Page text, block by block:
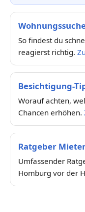
So findest du
reagierst richtig.
Besichtigung-
Worauf achten,
Chancen erhöhen.
Ratgeber
Umfassender
Homburg vor der